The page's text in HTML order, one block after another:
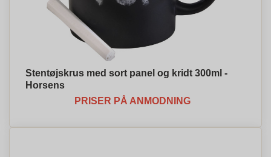
Stentøjskrus med sort panel og kridt 300ml -
Horsens
PRISER PÅ ANMODNING